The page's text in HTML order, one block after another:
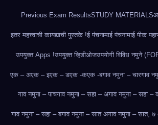
Previous Exam ResultsSTUDY MATERIALS
इतर महत्त्वाची कायद्याची पुस्तके !ई पंचनामाई पंचनामाई पीक
उपयुक्त Apps !उपयुक्त व्हिडीओजउपयोगी विविध नमुने
एक – अएक – इएक – डएक -कएक -बगाव नमुना – चारगाव
गाव नमुना – पाचगाव नमुना – सहा – अगाव नमुना – सहा –
गाव नमुना – सहा – बगाव नमुना – सात अगाव नमुना – सात,